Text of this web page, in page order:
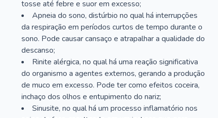
tosse até febre e suor em excesso;
Apneia do sono, distúrbio no qual há interrupções
da respiração em períodos curtos de tempo durante o
sono. Pode causar cansaço e atrapalhar a qualidade do
descanso;
Rinite alérgica, no qual há uma reação significativa
do organismo a agentes externos, gerando a produção
de muco em excesso. Pode ter como efeitos coceira,
inchaço dos olhos e entupimento do nariz;
Sinusite, no qual há um processo inflamatório nos